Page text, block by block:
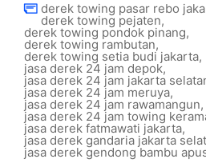
derek towing pasar rebo
derek towing pejaten,
derek towing pondok pinang,
derek towing rambutan,
derek towing setia budi jakarta,
jasa derek 24 jam depok,
jasa derek 24 jam jakarta
jasa derek 24 jam meruya,
jasa derek 24 jam rawamangun,
jasa derek 24 jam towing
jasa derek fatmawati jakarta,
jasa derek gandaria jakarta
jasa derek gendong bambu